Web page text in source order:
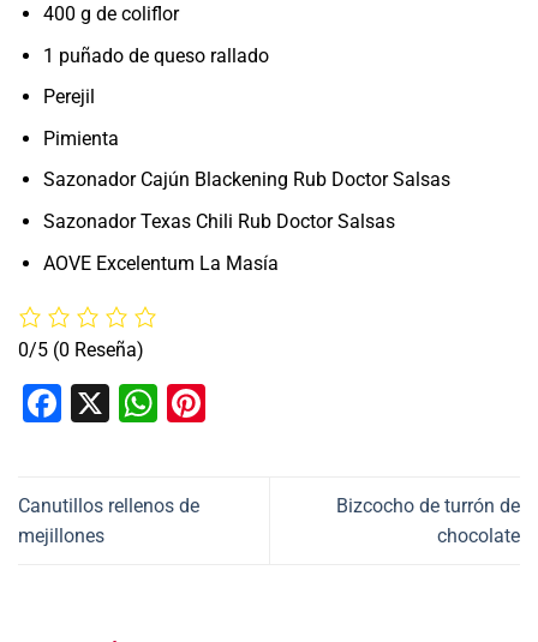
400 g de coliflor
1 puñado de queso rallado
Perejil
Pimienta
Sazonador Cajún Blackening Rub Doctor Salsas
Sazonador Texas Chili Rub Doctor Salsas
AOVE Excelentum La Masía
0/5 (0 Reseña)
Facebook
X WhatsApp
Canutillos rellenos de
mejillones
Bizcocho de turrón de
chocolate